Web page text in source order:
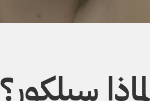
لماذا سيلكور؟